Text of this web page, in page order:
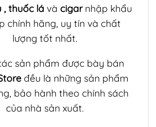
, thuốc lá và cigar nhập khẩu
chính hãng, uy tín và chất
lượng tốt nhất.
sản phẩm được bày bán
đều là những sản phẩm
bảo hành theo chính sách
của nhà sản xuất.